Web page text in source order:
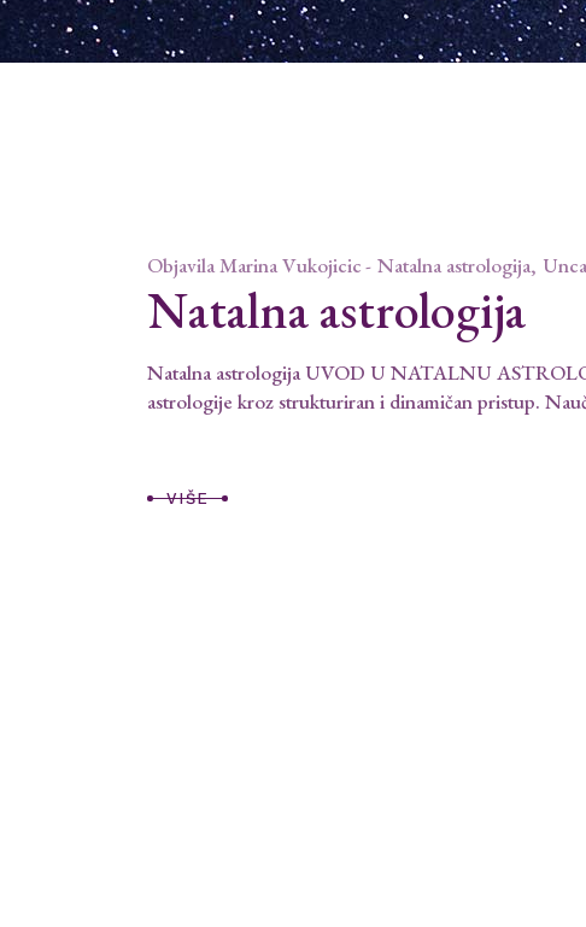
ObjavilaMarina Vukojicic Natalna astrologija
Natalna astrologija
Natalna astrologija UVOD U NATALNU
astrologije kroz strukturiran i dinamičan pristup.
VIŠE